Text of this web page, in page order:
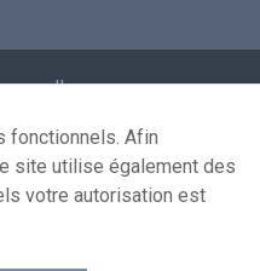
nous
fonctionnels. Afin
site utilise également des
votre autorisation est